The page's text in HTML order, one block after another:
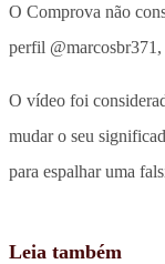
O Comprova não
perfil
O vídeo foi
mudar o seu
para espalhar uma
Leia também